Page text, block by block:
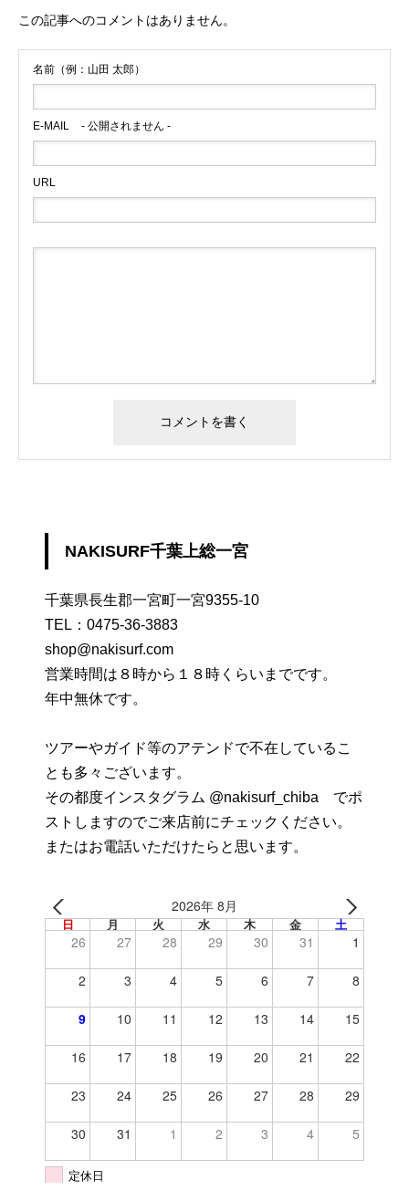
この記事へのコメントはありません。
名前（例：山田 太郎）
E-MAIL - 公開されません -
URL
NAKISURF千葉上総一宮
千葉県長生郡一宮町一宮9355-10
TEL： 0475-36-3883
shop@nakisurf.com
営業時間は８時から１８時くらいまでです。
年中無休です。
ツアーやガイド等のアテンドで不在しているこ
とも多々ございます。
その都度インスタグラム @nakisurf_chiba でポ
ストしますのでご来店前にチェックください。
またはお電話いただけたらと思います。
2026年 8月
日 月 火 水 木 金 土
26 27 28 29 30 31 1
2 3 4 5 6 7 8
9 10 11 12 13 14 15
16 17 18 19 20 21 22
23 24 25 26 27 28 29
30 31 1 2 3 4 5
定休日